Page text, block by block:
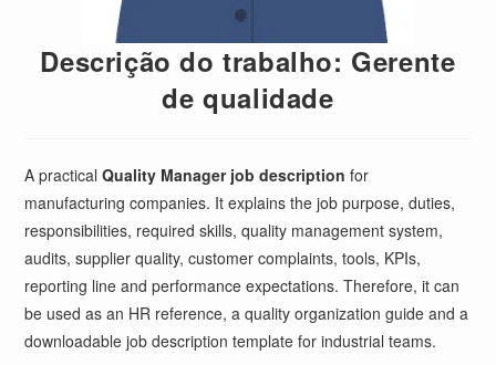
Descrição do trabalho: Gerente
de qualidade
A practicalQuality Manager job description for
manufacturing companies. It explains the job purpose, duties,
responsibilities, required skills, quality management system,
audits, supplier quality, customer complaints, tools, KPIs,
reporting line and performance expectations. Therefore, it can
be used as an HR reference, a quality organization guide and a
downloadable job description template for industrial teams.